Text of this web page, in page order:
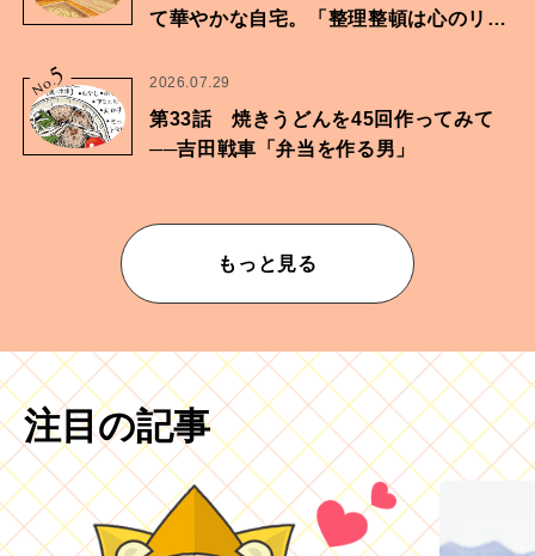
て華やかな自宅。「整理整頓は心のリズ
No.5 2026.07.29
第33話 焼きうどんを45回作ってみて
──吉田戦車「弁当を作る男」
もっと見る
注目の記事